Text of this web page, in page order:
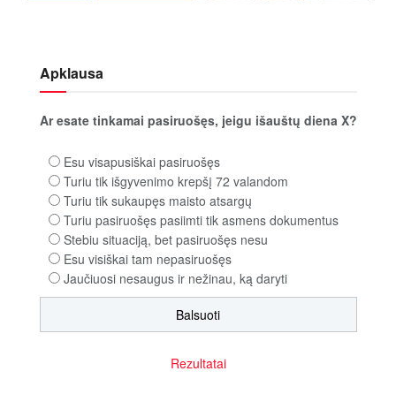
Apklausa
Ar esate tinkamai pasiruošęs, jeigu išauštų diena X?
Esu visapusiškai pasiruošęs
Turiu tik išgyvenimo krepšį 72 valandom
Turiu tik sukaupęs maisto atsargų
Turiu pasiruošęs pasiimti tik asmens dokumentus
Stebiu situaciją, bet pasiruošęs nesu
Esu visiškai tam nepasiruošęs
Jaučiuosi nesaugus ir nežinau, ką daryti
Rezultatai